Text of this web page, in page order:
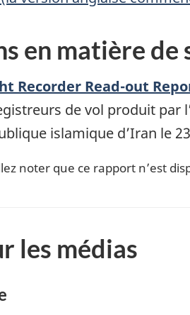
en matière de
Recorder Read-out
de vol produit par
islamique d’Iran le
noter que ce rapport n’est
les médias